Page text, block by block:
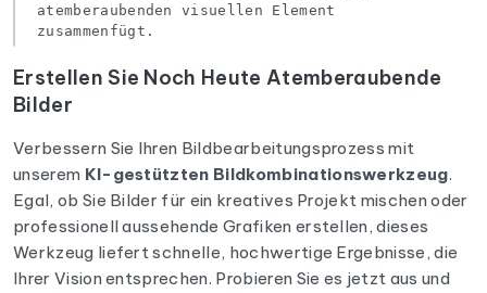
atemberaubenden visuellen Element
zusammenfügt.
Erstellen Sie Noch Heute Atemberaubende
Bilder
Verbessern Sie Ihren Bildbearbeitungsprozess mit
unserem KI-gestützten Bildkombinationswerkzeug.
Egal, ob Sie Bilder für ein kreatives Projekt mischen oder
professionell aussehende Grafiken erstellen, dieses
Werkzeug liefert schnelle, hochwertige Ergebnisse, die
Ihrer Vision entsprechen. Probieren Sie es jetzt aus und